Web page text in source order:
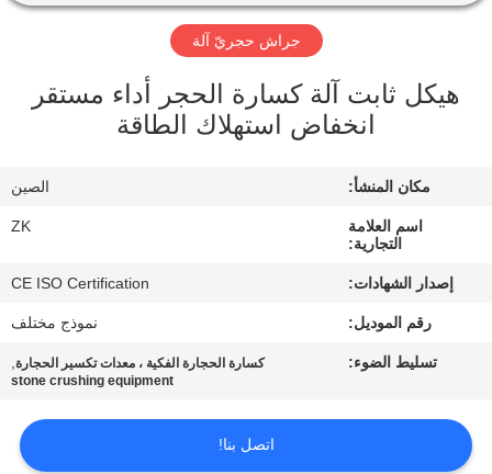
عرض
الافتراضي
جولة
المعمل
رقابة
جودة
جراش حجريّ آلة
هيكل ثابت آلة كسارة الحجر أداء مستقر
انخفاض استهلاك الطاقة
مكان المنشأ: الصين
اسم العلامة
التجارية:
ZK
إصدار الشهادات: CE ISO Certification
رقم الموديل: نموذج مختلف
تسليط الضوء: كسارة الحجارة الفكية ، معدات تكسير الحجارة,
stone crushing equipment
اتصل بنا!